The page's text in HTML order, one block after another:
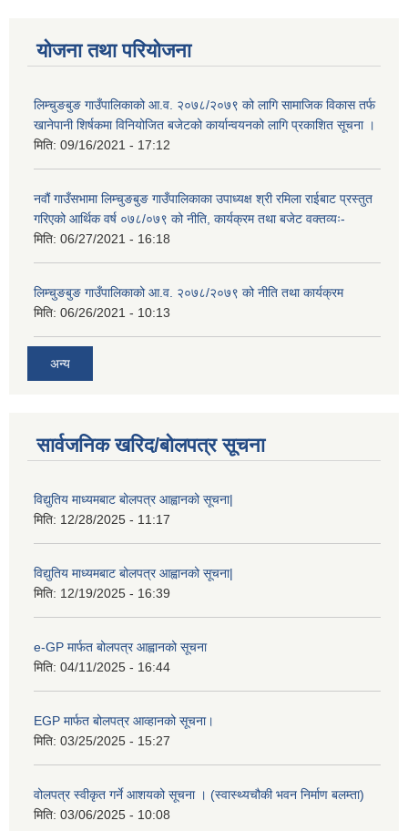
योजना तथा परियोजना
लिम्चुङबुङ गाउँपालिकाको आ.व. २०७८/२०७९ को लागि सामाजिक विकास तर्फ
खानेपानी शिर्षकमा विनियोजित बजेटको कार्यान्वयनको लागि प्रकाशित सूचना ।
मिति: 09/16/2021 - 17:12
नवौं गाउँसभामा लिम्चुङबुङ गाउँपालिकाका उपाध्यक्ष श्री रमिला राईबाट प्रस्तुत
गरिएको आर्थिक वर्ष ०७८/०७९ को नीति, कार्यक्रम तथा बजेट वक्तव्यः-
मिति: 06/27/2021 - 16:18
लिम्चुङबुङ गाउँपालिकाको आ.व. २०७८/२०७९ को नीति तथा कार्यक्रम
मिति: 06/26/2021 - 10:13
अन्य
सार्वजनिक खरिद/बोलपत्र सूचना
विद्युतिय माध्यमबाट बोलपत्र आह्वानको सूचना|
मिति: 12/28/2025 - 11:17
विद्युतिय माध्यमबाट बोलपत्र आह्वानको सूचना|
मिति: 12/19/2025 - 16:39
e-GP मार्फत बोलपत्र आह्वानको सूचना
मिति: 04/11/2025 - 16:44
EGP मार्फत बोलपत्र आव्हानको सूचना।
मिति: 03/25/2025 - 15:27
वोलपत्र स्वीकृत गर्ने आशयको सूचना । (स्वास्थ्यचौकी भवन निर्माण बलम्ता)
मिति: 03/06/2025 - 10:08